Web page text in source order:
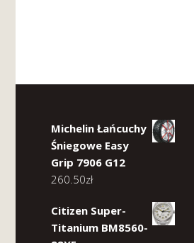
Michelin Łańcuchy
Śniegowe Easy
Grip 7906 G12
260.50zł
Citizen Super-
Titanium BM8560-